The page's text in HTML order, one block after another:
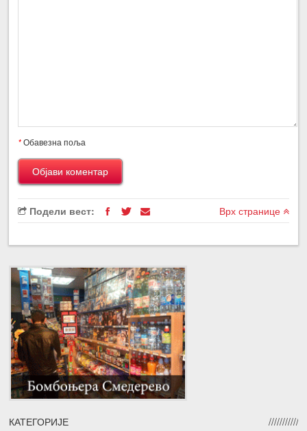
*Обавезна поља
Подели вест: Врх странице
КАТЕГОРИЈЕ